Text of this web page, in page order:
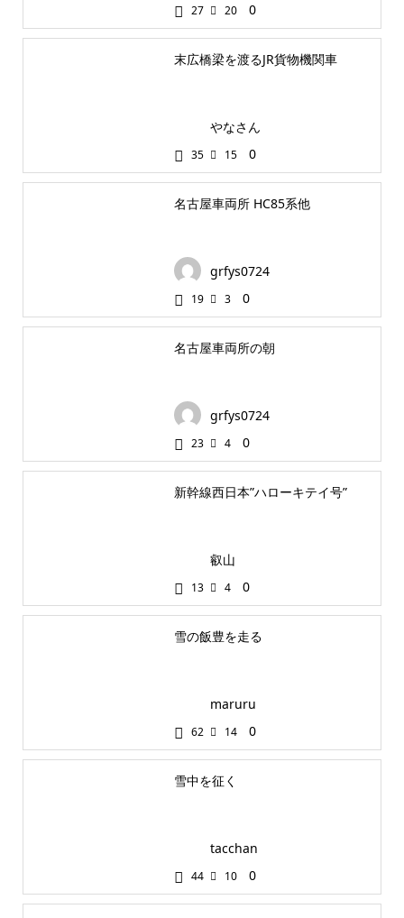
27 20 0
末広橋梁を渡るJR貨物機関車
やなさん
35 15 0
名古屋車両所 HC85系他
grfys0724
19 3 0
名古屋車両所の朝
grfys0724
23 4 0
新幹線西日本”ハローキテイ号”
叡山
13 4 0
雪の飯豊を走る
maruru
62 14 0
雪中を征く
tacchan
44 10 0